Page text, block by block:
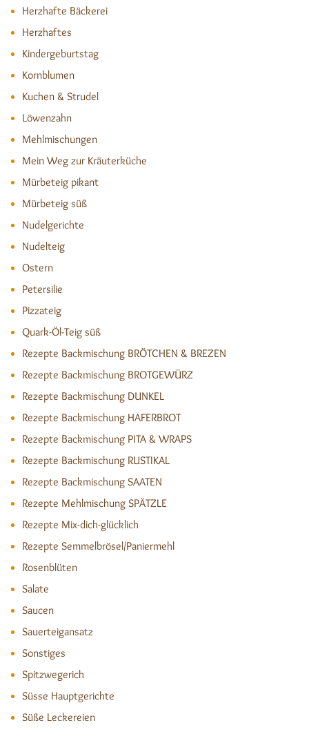
Herzhafte Bäckerei
Herzhaftes
Kindergeburtstag
Kornblumen
Kuchen & Strudel
Löwenzahn
Mehlmischungen
Mein Weg zur Kräuterküche
Mürbeteig pikant
Mürbeteig süß
Nudelgerichte
Nudelteig
Ostern
Petersilie
Pizzateig
Quark-Öl-Teig süß
Rezepte Backmischung BRÖTCHEN & BREZEN
Rezepte Backmischung BROTGEWÜRZ
Rezepte Backmischung DUNKEL
Rezepte Backmischung HAFERBROT
Rezepte Backmischung PITA & WRAPS
Rezepte Backmischung RUSTIKAL
Rezepte Backmischung SAATEN
Rezepte Mehlmischung SPÄTZLE
Rezepte Mix-dich-glücklich
Rezepte Semmelbrösel/Paniermehl
Rosenblüten
Salate
Saucen
Sauerteigansatz
Sonstiges
Spitzwegerich
Süsse Hauptgerichte
Süße Leckereien